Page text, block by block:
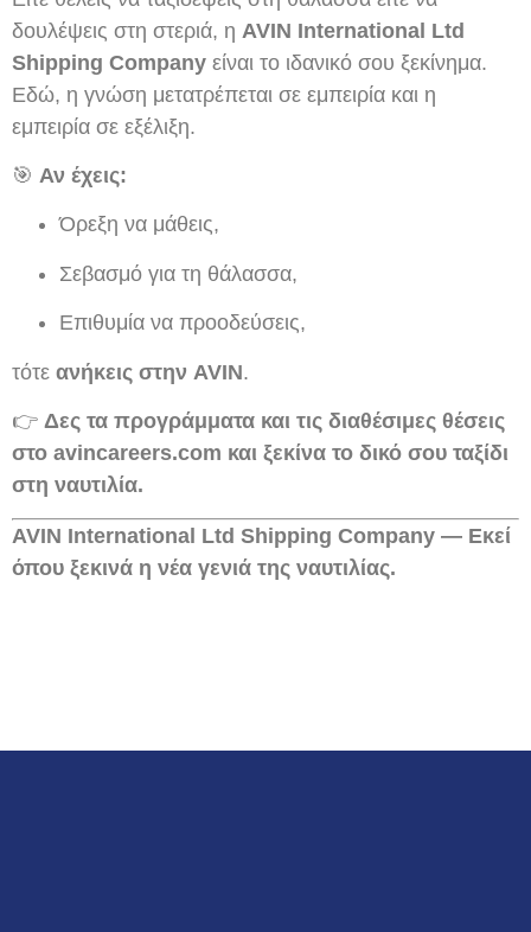
δουλέψεις στη στεριά, η AVIN International Ltd
Shipping Company είναι το ιδανικό σου ξεκίνημα.
Εδώ, η γνώση μετατρέπεται σε εμπειρία και η
εμπειρία σε εξέλιξη.
🎯 Αν έχεις:
Όρεξη να μάθεις,
Σεβασμό για τη θάλασσα,
Επιθυμία να προοδεύσεις,
τότε ανήκεις στην AVIN.
👉 Δες τα προγράμματα και τις διαθέσιμες θέσεις
στο avincareers.com και ξεκίνα το δικό σου ταξίδι
στη ναυτιλία.
AVIN International Ltd Shipping Company — Εκεί
όπου ξεκινά η νέα γενιά της ναυτιλίας.